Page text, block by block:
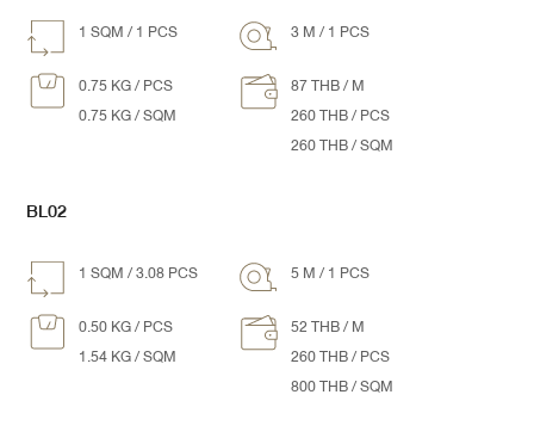
1 SQM / 1 PCS 3 M / 1 PCS
0.75 KG / PCS
0.75 KG / SQM
87 THB / M
260 THB / PCS
260 THB / SQM
BL02
1 SQM / 3.08 PCS 5 M / 1 PCS
0.50 KG / PCS
1.54 KG / SQM
52 THB / M
260 THB / PCS
800 THB / SQM